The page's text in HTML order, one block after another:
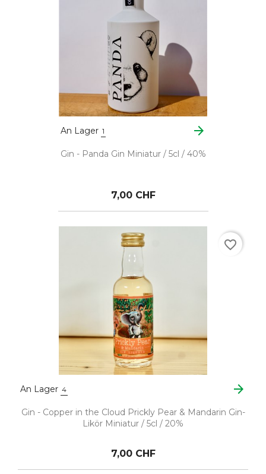
An Lager 1 arrow_forward
Gin - Panda Gin Miniatur / 5cl / 40%
7,00 CHF
An Lager 4 arrow_forward
Gin - Copper in the Cloud Prickly Pear & Mandarin Gin-
Likör Miniatur / 5cl / 20%
7,00 CHF
favorite_border